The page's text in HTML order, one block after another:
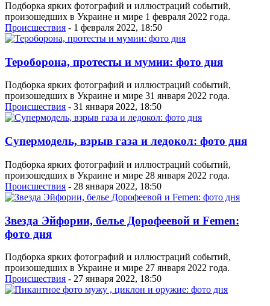
Подборка ярких фотографий и иллюстраций событий,
произошедших в Украине и мире 1 февраля 2022 года.
Проиcшествия - 1 февраля 2022, 18:50
Тероборона, протесты и мумии: фото дня
Подборка ярких фотографий и иллюстраций событий,
произошедших в Украине и мире 31 января 2022 года.
Проиcшествия - 31 января 2022, 18:50
Супермодель, взрыв газа и ледокол: фото дня
Подборка ярких фотографий и иллюстраций событий,
произошедших в Украине и мире 28 января 2022 года.
Проиcшествия - 28 января 2022, 18:50
Звезда Эйфории, белье Дорофеевой и Femen:
фото дня
Подборка ярких фотографий и иллюстраций событий,
произошедших в Украине и мире 27 января 2022 года.
Проиcшествия - 27 января 2022, 18:50